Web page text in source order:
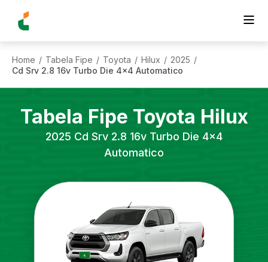
Home / Tabela Fipe / Toyota / Hilux / 2025 /
Cd Srv 2.8 16v Turbo Die 4x4 Automatico
Tabela Fipe Toyota Hilux
2025 Cd Srv 2.8 16v Turbo Die 4x4
Automatico